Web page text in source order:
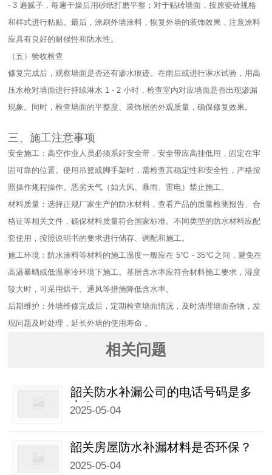
- 3 遍腻子，每遍干燥后用砂纸打磨平整；对于贴砖墙面，按原瓷砖规格
和样式进行粘贴。最后，涂刷外墙涂料，恢复外墙的装饰效果，注意涂料
应具有良好的耐候性和防水性。​
（五）验收检查​
修复完成后，观察墙面是否还有渗水痕迹。在雨后或进行淋水试验，用高
压水枪对墙面进行持续淋水 1 - 2 小时，检查室内对应墙面是否出现渗漏
现象。同时，检查墙面的平整度、装饰层的外观质量，确保修复效果。​
三、施工注意事项​
安全施工：高空作业人员必须系好安全带，安全带应高挂低用，固定在牢
固可靠的位置。使用吊篮或脚手架时，需检查其稳定性和安全性，严格按
照操作规程操作。恶劣天气（如大风、暴雨、雷电）禁止施工。​
材料质量：选择正规厂家生产的防水材料，查看产品的质量检测报告、合
格证等相关文件，确保材料质量符合国家标准。不同类型的防水材料应配
套使用，按照说明书的要求进行储存、调配和施工。​
施工环境：防水涂料等材料的施工温度一般应在 5℃ - 35℃之间，避免在
高温暴晒或低温寒冷环境下施工。基层含水率应符合材料施工要求，湿度
较大时，可采用烘干、通风等措施降低含水率。​
后期维护：外墙维修完成后，定期检查墙面情况，及时清理墙面杂物，发
现问题及时处理，延长外墙的使用寿命 。
相关问题
韶关防水补漏公司的电话号码是多
少？
2025-05-04
韶关房屋防水补漏材料是否环保？
2025-05-04